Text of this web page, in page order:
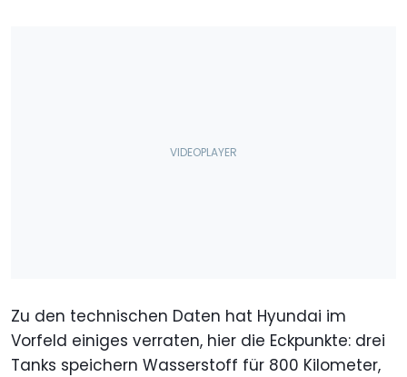
Zu den technischen Daten hat Hyundai im
Vorfeld einiges verraten, hier die Eckpunkte: drei
Tanks speichern Wasserstoff für 800 Kilometer,